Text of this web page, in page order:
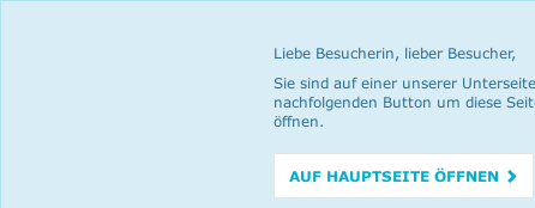
Liebe Besucherin, lieber Besucher,
Sie sind auf einer unserer
nachfolgenden Button um diese
öffnen.
AUF HAUPTSEITE ÖFFNEN